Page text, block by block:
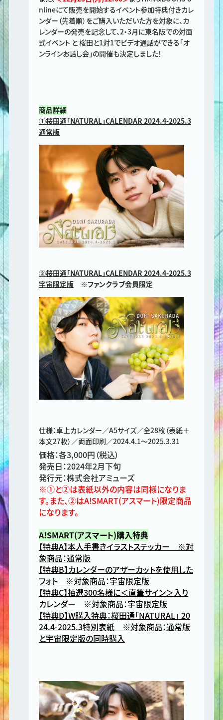
nlineにて販売を開始するイベント参加特典付きカレ
ンダー（先着順）をご購入いただいた方を対象に、カ
レンダーの発売を記念して、2・3月に東名阪での対面
式イベント と 桜田と1対1でビデオ通話ができる「オ
ンラインお話し会」の開催も決定しました！
商品詳細
①桜田通「NATURAL」CALENDAR 2024.4-2025.3
通常版
②桜田通「NATURAL」CALENDAR 2024.4-2025.3
宇宙限定版 ※ファンクラブ会員限定
仕様：卓上カレンダー／A5サイズ／全28枚（表紙＋
本文27枚）／両面印刷／2024.4.1～2025.3.31
価格：各3,000円（税込）
発売日：2024年2月下旬
発行元：株式会社アミューズ
※①と②は表紙以外の内容は同様になりま
す。また、②はA!SMART(アスマート)限定商品
になります。
A!SMART(アスマート)購入特典
【特典A】本人手書きイラストステッカー ※対
象商品：通常版
【特典B】カレンダーのアザーカットを使用した
フォト ※対象商品：宇宙限定版
【特典C】抽選300名様に＜直筆サイン＞入り
カレンダー ※対象商品：宇宙限定版
【特典D】W購入特典：桜田通「NATURAL」 20
24.4-2025.3特別表紙 ※対象商品：通常版
と宇宙限定版の同時購入